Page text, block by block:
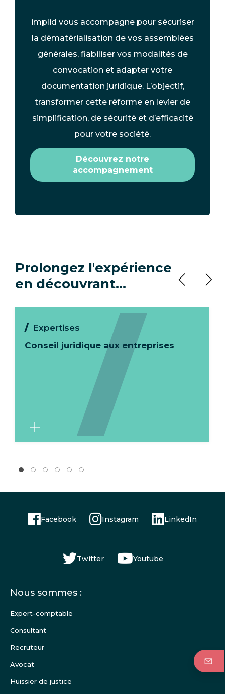
implid vous accompagne pour sécuriser
la dématérialisation de vos assemblées
générales, fiabiliser vos modalités de
convocation et adapter votre
documentation juridique. L’objectif,
transformer cette réforme en levier de
simplification, de sécurité et d’efficacité
pour votre société.
Découvrez notre
accompagnement
Prolongez l'expérience
en découvrant…
Expertises
Conseil juridique aux entreprises
Facebook Instagram LinkedIn
Twitter Youtube
Menu
de
Nous sommes :
Expert-comptable
Consultant
Recruteur
Avocat
Huissier de justice